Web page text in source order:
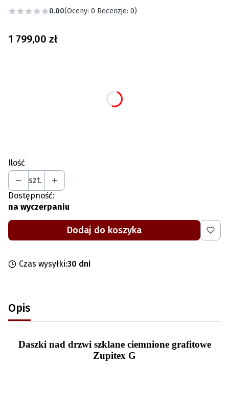
0.00(Oceny: 0 Recenzje: 0)
Cena
1 799,00 zł
Ilość
szt.
Dostępność:
na wyczerpaniu
Dodaj do koszyka
Czas wysyłki:30 dni
Opis
Daszki nad drzwi szklane ciemnione grafitowe
Zupitex G